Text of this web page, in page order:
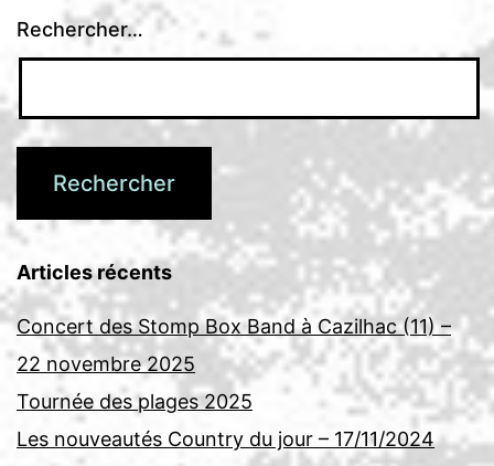
Rechercher…
Articles récents
Concert des Stomp Box Band à Cazilhac (11) –
22 novembre 2025
Tournée des plages 2025
Les nouveautés Country du jour – 17/11/2024